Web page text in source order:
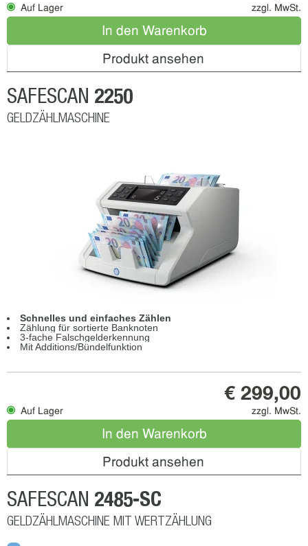
Auf Lager zzgl. MwSt.
In den Warenkorb
Produkt ansehen
SAFESCAN 2250
GELDZÄHLMASCHINE
Schnelles und einfaches Zählen
Zählung für sortierte Banknoten
3-fache Falschgelderkennung
Mit Additions/Bündelfunktion
Auf Lager
€ 299,00
zzgl. MwSt.
In den Warenkorb
Produkt ansehen
SAFESCAN 2485-SC
GELDZÄHLMASCHINE MIT WERTZÄHLUNG